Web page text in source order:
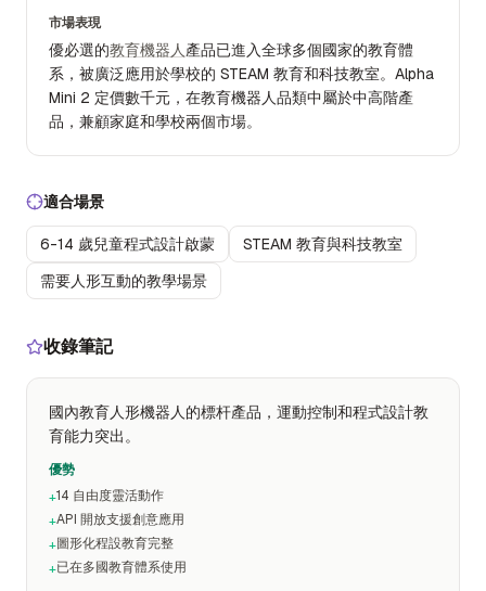
市場表現
優必選的教育機器人產品已進入全球多個國家的教育體
系，被廣泛應用於學校的 STEAM 教育和科技教室。Alpha
Mini 2 定價數千元，在教育機器人品類中屬於中高階產
品，兼顧家庭和學校兩個市場。
適合場景
6-14 歲兒童程式設計啟蒙
STEAM 教育與科技教室
需要人形互動的教學場景
收錄筆記
國內教育人形機器人的標杆產品，運動控制和程式設計教
育能力突出。
優勢
+14 自由度靈活動作
+API 開放支援創意應用
+圖形化程設教育完整
+已在多國教育體系使用